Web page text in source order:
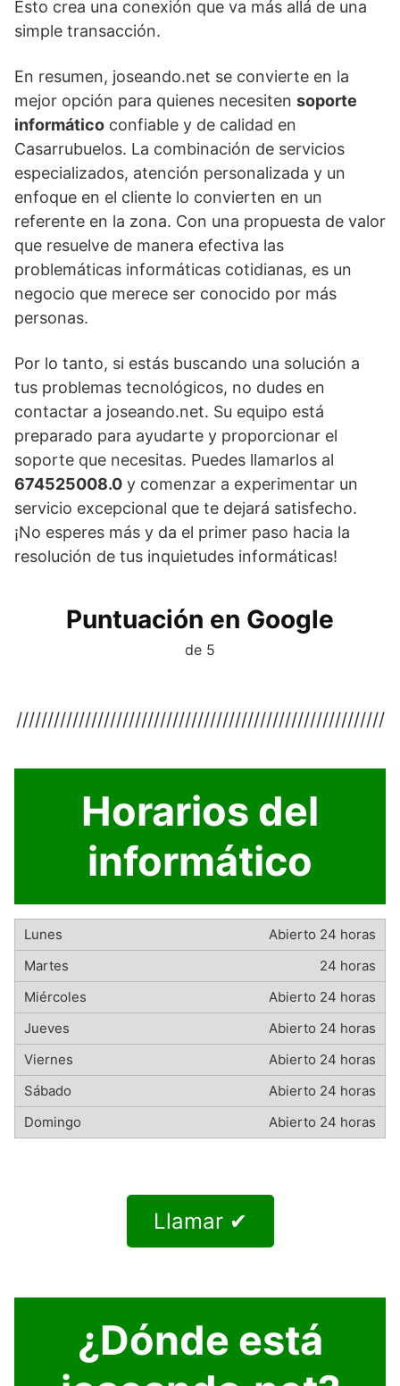
Esto crea una conexión que va más allá de una
simple transacción.
En resumen, joseando.net se convierte en la
mejor opción para quienes necesiten soporte
informático confiable y de calidad en
Casarrubuelos. La combinación de servicios
especializados, atención personalizada y un
enfoque en el cliente lo convierten en un
referente en la zona. Con una propuesta de valor
que resuelve de manera efectiva las
problemáticas informáticas cotidianas, es un
negocio que merece ser conocido por más
personas.
Por lo tanto, si estás buscando una solución a
tus problemas tecnológicos, no dudes en
contactar a joseando.net. Su equipo está
preparado para ayudarte y proporcionar el
soporte que necesitas. Puedes llamarlos al
674525008.0 y comenzar a experimentar un
servicio excepcional que te dejará satisfecho.
¡No esperes más y da el primer paso hacia la
resolución de tus inquietudes informáticas!
Puntuación en Google
de 5
///////////////////////////////////////////////////////////
Horarios del
informático
Abierto 24 horas
24 horas
Abierto 24 horas
Abierto 24 horas
Abierto 24 horas
Abierto 24 horas
Abierto 24 horas
Llamar ✔
¿Dónde está